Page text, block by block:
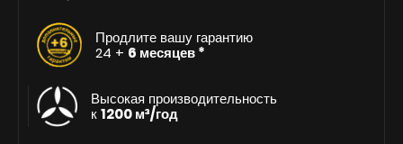
Продлите вашу гарантию
24 + 6 месяцев *
Высокая производительность
к1200 м³/год